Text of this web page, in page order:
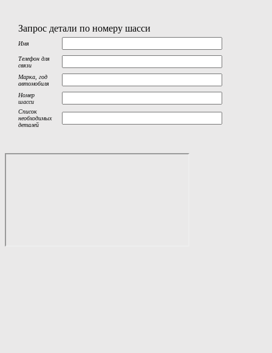
Запрос детали по номеру шасси
Имя
Телефон для
связи
Марка, год
автомобиля
Номер
шасси
Список
необходимых
деталей